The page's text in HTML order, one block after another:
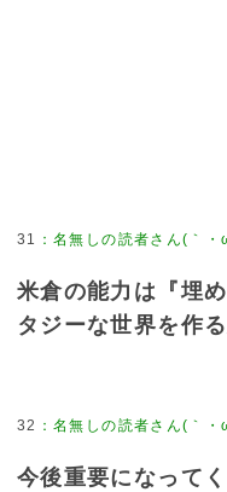
31 ：名無しの読者さん(｀・
米倉の能力は『埋
タジーな世界を作る
32 ：名無しの読者さん(｀・
今後重要になって